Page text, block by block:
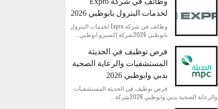
لخدمات البترول بابوظبي 2026
وظائف في شركة Expro لخدمات البترول
بابوظبي 2026شركة إكسبرو ابوظبي...
فرص توظيف في الحديثة
المستشفيات والرعاية الصحية
بدبي وابوظبي 2026
فرص توظيف في الحديثة المستشفيات
والرعاية الصحية بدبي وابوظبي 2026شركة...